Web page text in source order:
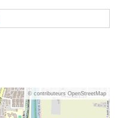
© contributeurs OpenStreetMap